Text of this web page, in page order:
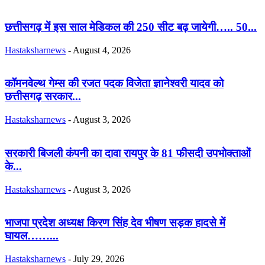
छत्तीसगढ़ में इस साल मेडिकल की 250 सीट बढ़ जायेगी….. 50...
Hastaksharnews - August 4, 2026
कॉमनवेल्थ गेम्स की रजत पदक विजेता ज्ञानेश्वरी यादव को
छत्तीसगढ़ सरकार...
Hastaksharnews - August 3, 2026
सरकारी बिजली कंपनी का दावा रायपुर के 81 फीसदी उपभोक्ताओं
के...
Hastaksharnews - August 3, 2026
भाजपा प्रदेश अध्यक्ष किरण सिंह देव भीषण सड़क हादसे में
घायल……...
Hastaksharnews - July 29, 2026